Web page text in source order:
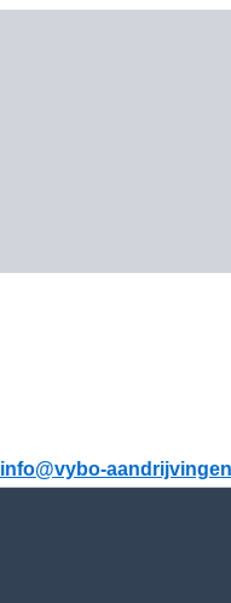
info@vybo-